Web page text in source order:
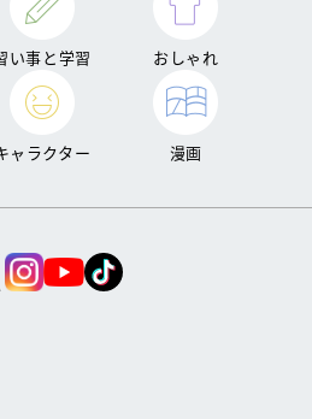
い事と学習 おしゃれ
ャラクター 漫画